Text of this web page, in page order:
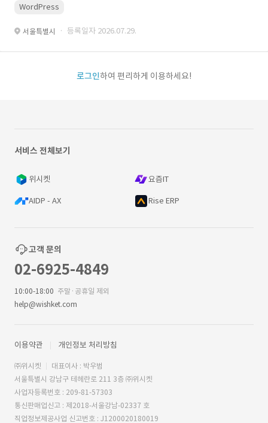
WordPress
서울특별시 · 등록일자 2026.07.29.
로그인하여 편리하게 이용하세요!
서비스 전체보기
위시켓 요즘IT
AIDP - AX Rise ERP
고객 문의
02-6925-4849
10:00-18:00 주말·공휴일 제외
help@wishket.com
이용약관 개인정보 처리방침
㈜위시켓
대표이사 : 박우범
서울특별시 강남구 테헤란로 211 3층 ㈜위시켓
사업자등록번호 : 209-81-57303
통신판매업신고 : 제2018-서울강남-02337 호
직업정보제공사업 신고번호 : J1200020180019